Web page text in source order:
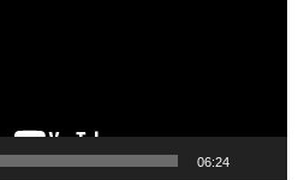
06:24